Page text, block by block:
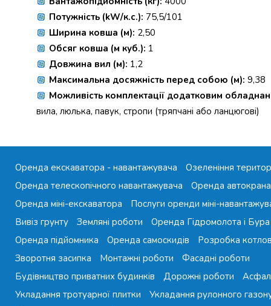
Потужність (kW/к.с.): 75,5/101
Ширина ковша (м): 2,50
Обсяг ковша (м куб.): 1
Довжина вил (м): 1,2
Максимальна досяжність перед собою (м): 9,38
Можливість комплектації додатковим
вила, люлька, павук, стропи (тряпчані або ланцюгові)
Оренда екскаватора - навантажувача
Озеленіння
Оренда телескопічного навантажувача
Оренда автокрана
Оренда міні-екскаватора
Послуги оренди міні-
Вивіз грунту
Земляні роботи
Оренда Гідромолота і Бура
Оренда підйомника
Оренда самоскидів
Розробка
Зворотня засипка
Монтажні роботи
Фасадні роботи
Будівництво приватних будинків
Дорожні роботи
Укладання тротуарної плитки
Укладання рулонного